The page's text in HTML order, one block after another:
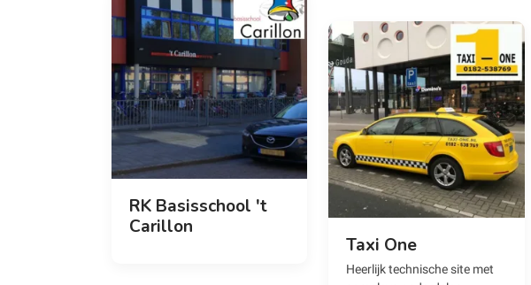
RK Basisschool 't
Carillon
Taxi One
Heerlijk technische site met